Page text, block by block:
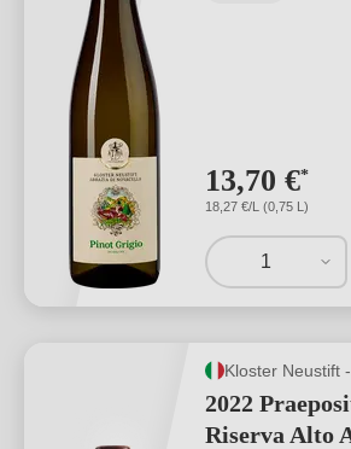
13,70 €*
18,27 €/L (0,75 L)
1
2022
Riserva Alto